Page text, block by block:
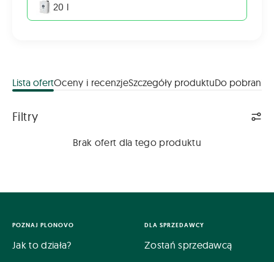
20 l
Lista ofertOceny i recenzjeSzczegóły produktuDo pobrania
Filtry
Brak ofert dla tego produktu
POZNAJ PLONOVO
Jak to działa?
DLA SPRZEDAWCY
Zostań sprzedawcą